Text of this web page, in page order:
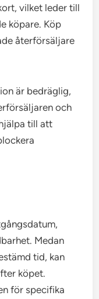
vilket leder till
köpare. Köp
återförsäljare
är bedräglig,
och
till att
Medan
tid, kan
köpet.
för specifika